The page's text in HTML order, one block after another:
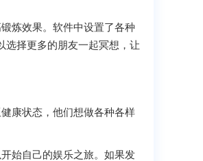
炼效果。软件中设置了各种
选择更多的朋友一起冥想，让
康状态，他们想做各种各样
始自己的娱乐之旅。如果发